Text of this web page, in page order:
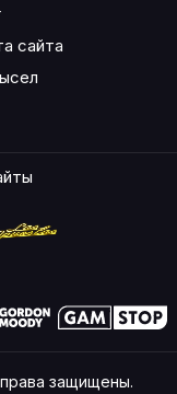
сайта
защищены.